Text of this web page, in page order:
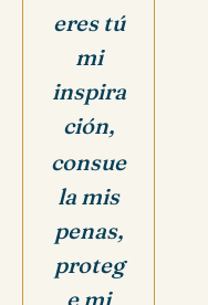
eres tú
mi
inspira
ción,
consue
la mis
penas,
proteg
e mi